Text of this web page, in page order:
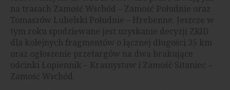
na trasach Zamość Wschód – Zamość Południe oraz
Tomaszów Lubelski Południe – Hrebenne. Jeszcze w
tym roku spodziewane jest uzyskanie decyzji ZRID
dla kolejnych fragmentów o łącznej długości 35 km
oraz ogłoszenie przetargów na dwa brakujące
odcinki Łopiennik – Krasnystaw i Zamość Sitaniec –
Zamość Wschód.